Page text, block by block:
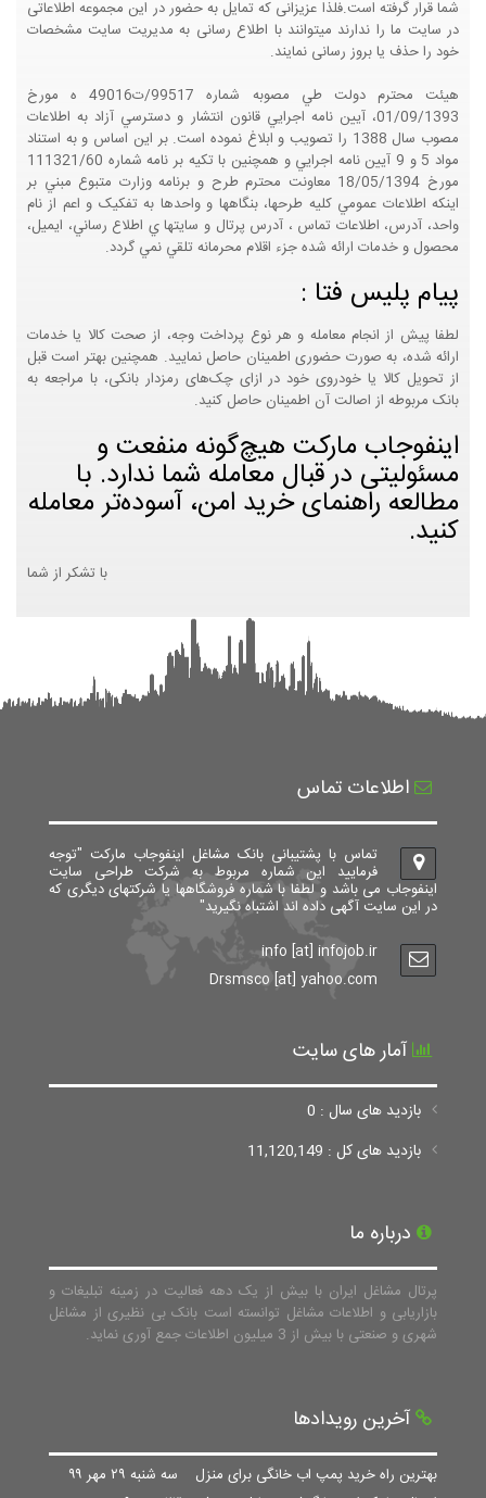
شما قرار گرفته است.فلذا عزیزانی که تمایل به حضور در این مجموعه اطلاعاتی
در سایت ما را ندارند میتوانند با اطلاع رسانی به مدیریت سایت مشخصات
خود را حذف یا بروز رسانی نمایند.
هيئت محترم دولت طي مصوبه شماره 99517/ت49016 ه مورخ
01/09/1393، آيين نامه اجرايي قانون انتشار و دسترسي آزاد به اطلاعات
مصوب سال 1388 را تصويب و ابلاغ نموده است. بر اين اساس و به استناد
مواد 5 و 9 آيين نامه اجرايي و همچنين با تکيه بر نامه شماره 111321/60
مورخ 18/05/1394 معاونت محترم طرح و برنامه وزارت متبوع مبني بر
اينکه اطلاعات عمومي کليه طرحها، بنگاهها و واحدها به تفکيک و اعم از نام
واحد، آدرس، اطلاعات تماس ، آدرس پرتال و سايتها ي اطلاع رساني، ايميل،
محصول و خدمات ارائه شده جزء اقلام محرمانه تلقي نمي گردد.
پیام پلیس فتا :
لطفا پیش از انجام معامله و هر نوع پرداخت وجه، از صحت کالا یا خدمات
ارائه شده، به صورت حضوری اطمینان حاصل نمایید. همچنین بهتر است قبل
از تحویل کالا یا خودروی خود در ازای چک‌های رمزدار بانکی، با مراجعه به
بانک مربوطه از اصالت آن اطمینان حاصل کنید.
اینفوجاب مارکت هیچ‌گونه منفعت و
مسئولیتی در قبال معامله شما ندارد. با
مطالعه راهنمای خرید امن، آسوده‌تر معامله
کنید.
با تشکر از شما
اطلاعات تماس
تماس با پشتیبانی بانک مشاغل اینفوجاب مارکت "توجه
فرمایید این شماره مربوط به شرکت طراحی سایت
اینفوجاب می باشد و لطفا با شماره فروشگاهها یا شرکتهای دیگری که
در این سایت آگهی داده اند اشتباه نگیرید"
info [at] infojob.ir
Drsmsco [at] yahoo.com
آمار های سایت
بازدید های سال : 0
بازدید های کل : 11,120,149
درباره ما
پرتال مشاغل ایران با بیش از یک دهه فعالیت در زمینه تبلیغات و
بازاریابی و اطلاعات مشاغل توانسته است بانک بی نظیری از مشاغل
شهری و صنعتی با بیش از 3 میلیون اطلاعات جمع آوری نماید.
آخرین رویدادها
بهترین راه خرید پمپ اب خانگی برای منزل سه شنبه ۲۹ مهر ۹۹